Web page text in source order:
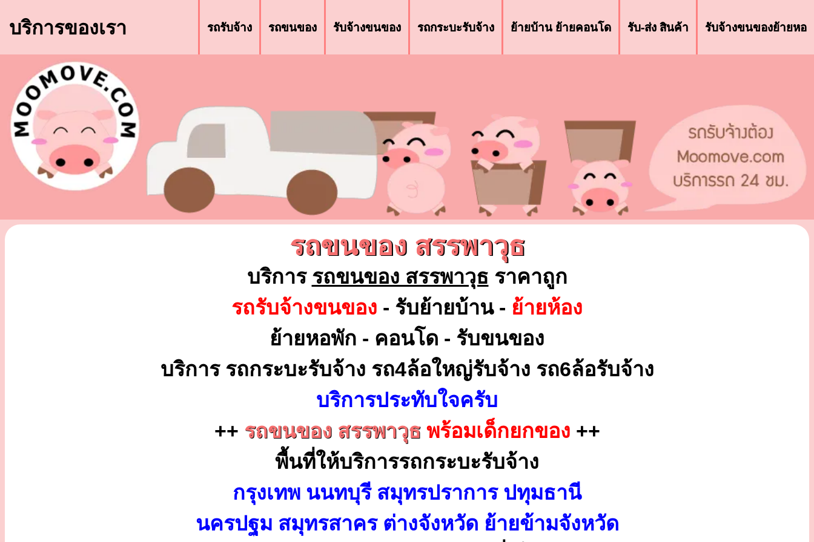
บริการของเรา รถรับจ้าง รถขนของ รับจ้างขนของ รถกระบะรับจ้าง ย้ายบ้าน ย้ายคอนโด รับ-ส่ง สินค้า รับจ้างขนของย้ายหอ
รถขนของ สรรพาวุธ
บริการ รถขนของ สรรพาวุธ ราคาถูก
รถรับจ้างขนของ - รับย้ายบ้าน - ย้ายห้อง
ย้ายหอพัก - คอนโด - รับขนของ
บริการ รถกระบะรับจ้าง รถ4ล้อใหญ่รับจ้าง รถ6ล้อรับจ้าง
บริการประทับใจครับ
++ รถขนของ สรรพาวุธ พร้อมเด็กยกของ ++
พื้นที่ให้บริการรถกระบะรับจ้าง
กรุงเทพ นนทบุรี สมุทรปราการ ปทุมธานี
นครปฐม สมุทรสาคร ต่างจังหวัด ย้ายข้ามจังหวัด